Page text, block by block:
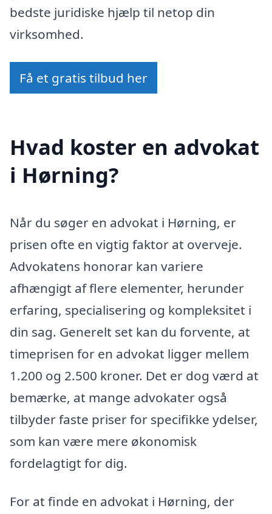
bedste juridiske hjælp til netop din
virksomhed.
Få et gratis tilbud her
Hvad koster en advokat
i Hørning?
Når du søger en advokat i Hørning, er
prisen ofte en vigtig faktor at overveje.
Advokatens honorar kan variere
afhængigt af flere elementer, herunder
erfaring, specialisering og kompleksitet i
din sag. Generelt set kan du forvente, at
timeprisen for en advokat ligger mellem
1.200 og 2.500 kroner. Det er dog værd at
bemærke, at mange advokater også
tilbyder faste priser for specifikke ydelser,
som kan være mere økonomisk
fordelagtigt for dig.
For at finde en advokat i Hørning, der